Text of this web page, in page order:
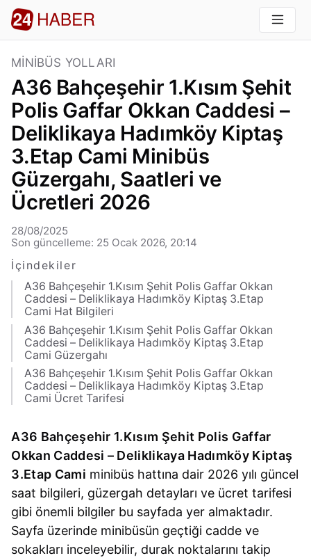
MINIBÜS YOLLARI
A36 Bahçeşehir 1.Kısım Şehit
Polis Gaffar Okkan Caddesi –
Deliklikaya Hadımköy Kiptaş
3.Etap Cami Minibüs
Güzergahı, Saatleri ve
Ücretleri 2026
28/08/2025
Son güncelleme: 25 Ocak 2026, 20:14
İçindekiler
A36 Bahçeşehir 1.Kısım Şehit Polis Gaffar Okkan
Caddesi – Deliklikaya Hadımköy Kiptaş 3.Etap
Cami Hat Bilgileri
A36 Bahçeşehir 1.Kısım Şehit Polis Gaffar Okkan
Caddesi – Deliklikaya Hadımköy Kiptaş 3.Etap
Cami Güzergahı
A36 Bahçeşehir 1.Kısım Şehit Polis Gaffar Okkan
Caddesi – Deliklikaya Hadımköy Kiptaş 3.Etap
Cami Ücret Tarifesi
A36 Bahçeşehir 1.Kısım Şehit Polis Gaffar
Okkan Caddesi – Deliklikaya Hadımköy Kiptaş
3.Etap Cami minibüs hattına dair 2026 yılı güncel
saat bilgileri, güzergah detayları ve ücret tarifesi
gibi önemli bilgiler bu sayfada yer almaktadır.
Sayfa üzerinde minibüsün geçtiği cadde ve
sokakları inceleyebilir, durak noktalarını takip